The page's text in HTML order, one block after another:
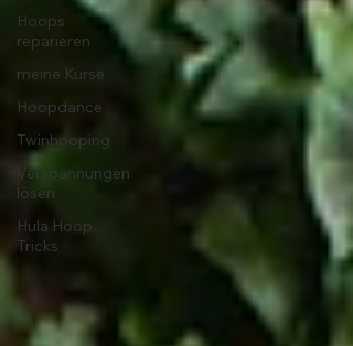
Hoops
reparieren
meine Kurse
Hoopdance
Twinhooping
Verspannungen
lösen
Hula Hoop
Tricks